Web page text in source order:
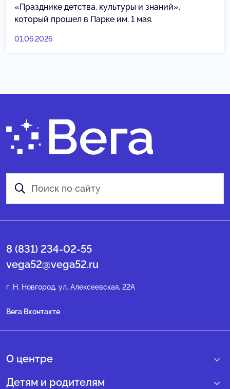
«Празднике детства, культуры и знаний»,
который прошел в Парке им. 1 мая.
01.06.2026
8 (831) 234-02-55
vega52@vega52.ru
г .Н. Новгород, ул. Алексеевская, 22А
Вега Вконтакте
О центре
О нас
Детям и родителям